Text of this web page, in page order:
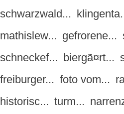
schwarzwald...
mathislew... gefrorene...
schneckef... biergã¤rt...
freiburger... foto vom...
historisc... turm...